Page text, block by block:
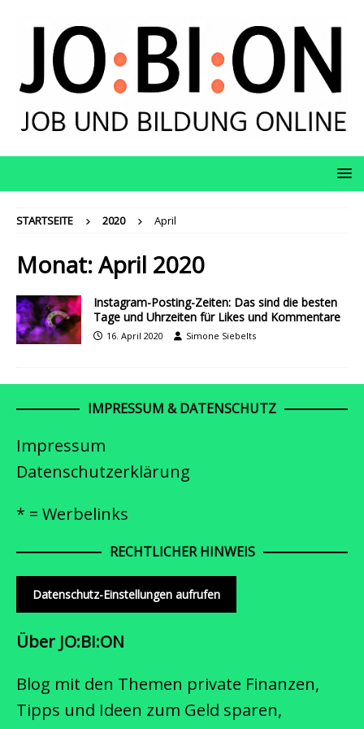
STARTSEITE 2020 April
Monat:April 2020
Instagram-Posting-Zeiten: Das sind die besten
Tage und Uhrzeiten für Likes und Kommentare
16. April 2020 Simone Siebelts
IMPRESSUM & DATENSCHUTZ
Impressum
Datenschutzerklärung
* = Werbelinks
RECHTLICHER HINWEIS
Datenschutz-Einstellungen aufrufen
Über JO:BI:ON
Blog mit den Themen private Finanzen,
Tipps und Ideen zum Geld sparen,